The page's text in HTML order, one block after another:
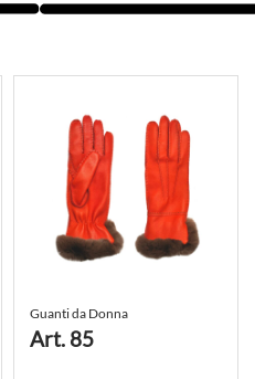
Guanti da Donna
Art. 85